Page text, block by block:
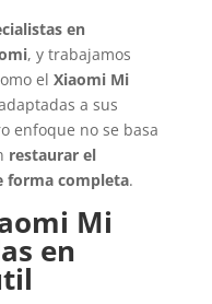
en
, y trabajamos
el Xiaomi Mi
a sus
enfoque no se basa
restaurar el
forma completa.
Mi
en